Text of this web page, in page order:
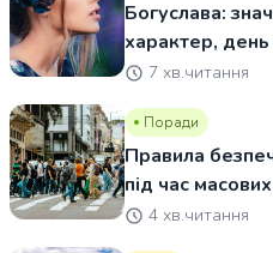
Богуслава:
характер, день
7 хв.читання
Поради
Правила
під час
4 хв.читання